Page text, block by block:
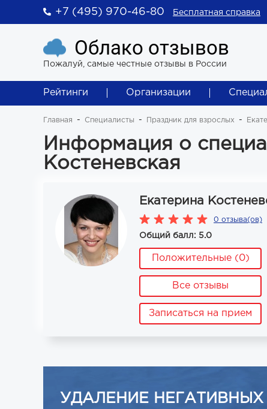
+7 (495) 970-46-80 Бесплатная справка
Облако отзывов
Пожалуй, самые честные отзывы в России
Рейтинги Организации
Главная Специалисты Праздник для взрослых
Информация о
Костеневская
Екатерина
0 отзыва(ов)
Общий балл: 5.0
Положительные (0)
Все отзывы
Записаться на прием
УДАЛЕНИЕ